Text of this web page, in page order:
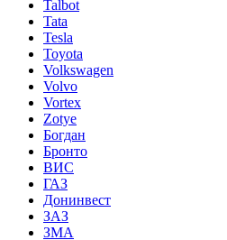
Talbot
Tata
Tesla
Toyota
Volkswagen
Volvo
Vortex
Zotye
Богдан
Бронто
ВИС
ГАЗ
Донинвест
ЗАЗ
ЗМА